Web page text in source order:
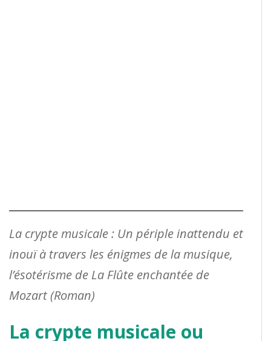
La crypte musicale : Un périple inattendu et
inouï à travers les énigmes de la musique,
l’ésotérisme de La Flûte enchantée de
Mozart (Roman)
La crypte musicale ou